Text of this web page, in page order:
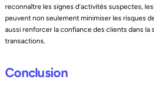
reconnaître les signes d’activités suspectes,
peuvent non seulement minimiser les risques
aussi renforcer la confiance des clients dans la
transactions.
Conclusion